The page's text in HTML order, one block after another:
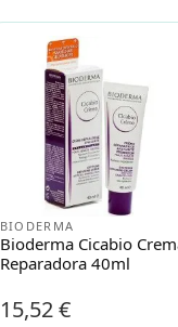
BIODERMA
Bioderma Cicabio
Reparadora 40ml
15,52 €